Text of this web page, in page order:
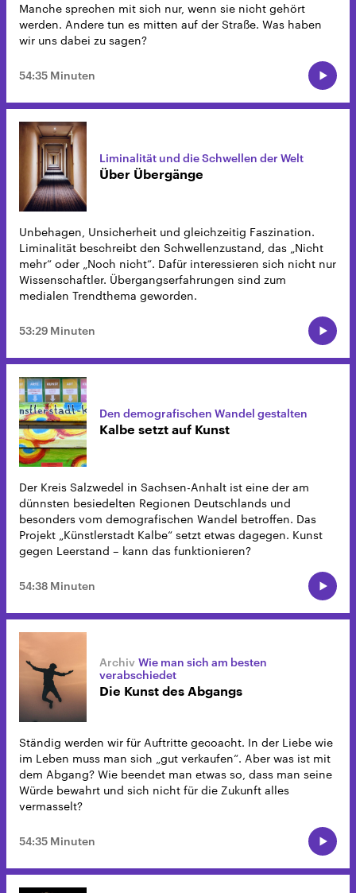
Manche sprechen mit sich nur, wenn sie nicht gehört
werden. Andere tun es mitten auf der Straße. Was haben
wir uns dabei zu sagen?
54:35 Minuten
Liminalität und die Schwellen der Welt
Über Übergänge
Unbehagen, Unsicherheit und gleichzeitig Faszination.
Liminalität beschreibt den Schwellenzustand, das „Nicht
mehr“ oder „Noch nicht“. Dafür interessieren sich nicht nur
Wissenschaftler. Übergangserfahrungen sind zum
medialen Trendthema geworden.
53:29 Minuten
Den demografischen Wandel gestalten
Kalbe setzt auf Kunst
Der Kreis Salzwedel in Sachsen-Anhalt ist eine der am
dünnsten besiedelten Regionen Deutschlands und
besonders vom demografischen Wandel betroffen. Das
Projekt „Künstlerstadt Kalbe“ setzt etwas dagegen. Kunst
gegen Leerstand – kann das funktionieren?
54:38 Minuten
Wie man sich am besten
verabschiedet
Die Kunst des Abgangs
Ständig werden wir für Auftritte gecoacht. In der Liebe wie
im Leben muss man sich „gut verkaufen“. Aber was ist mit
dem Abgang? Wie beendet man etwas so, dass man seine
Würde bewahrt und sich nicht für die Zukunft alles
vermasselt?
54:35 Minuten